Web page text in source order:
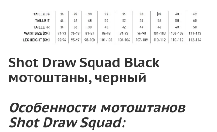
Shot Draw Squad Black
мотоштаны, черный
Особенности мотоштанов
Shot Draw Squad: